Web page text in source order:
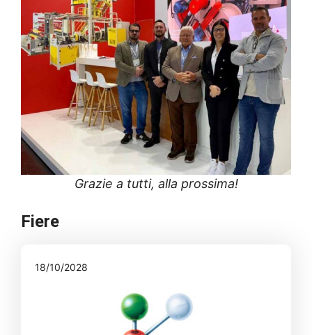
Grazie a tutti, alla prossima!
Fiere
18/10/2028